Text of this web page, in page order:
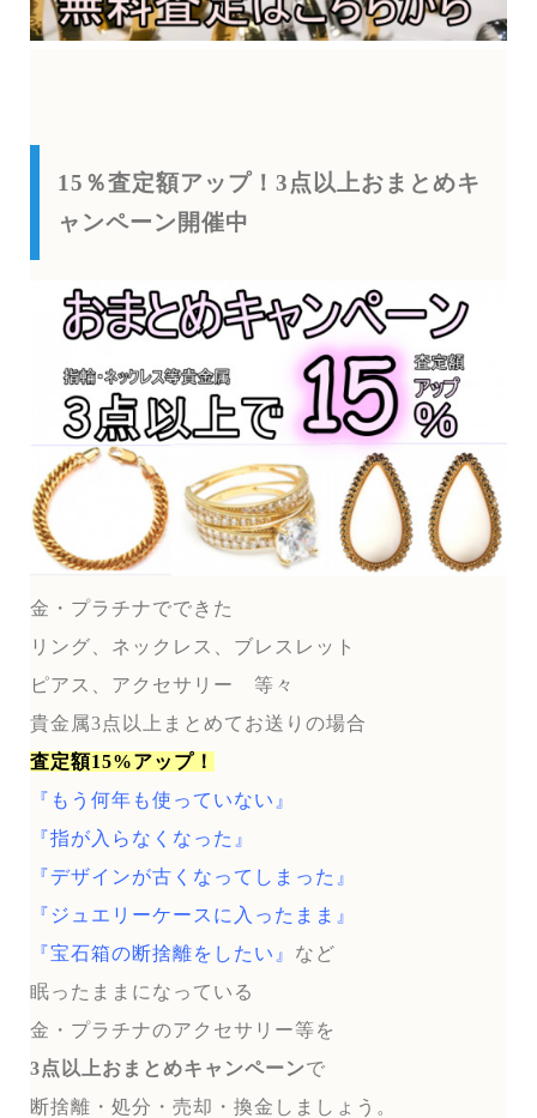
15％査定額アップ！3点以上おまとめキ
ャンペーン開催中
金・プラチナでできた
リング、ネックレス、ブレスレット
ピアス、アクセサリー 等々
貴金属3点以上まとめてお送りの場合
査定額15%アップ！
『もう何年も使っていない』
『指が入らなくなった』
『デザインが古くなってしまった』
『ジュエリーケースに入ったまま』
『宝石箱の断捨離をしたい』 など
眠ったままになっている
金・プラチナのアクセサリー等を
3点以上おまとめキャンペーンで
断捨離・処分・売却・換金しましょう。